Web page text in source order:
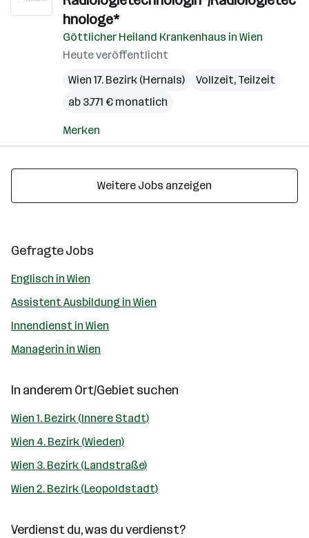
hnologe*
Göttlicher Heiland Krankenhaus in Wien
Heute veröffentlicht
Wien 17. Bezirk (Hernals)
Vollzeit, Teilzeit
ab 3.771 € monatlich
Merken
Weitere Jobs anzeigen
Gefragte Jobs
Englisch in Wien
Assistent Ausbildung in Wien
Innendienst in Wien
Managerin in Wien
In anderem Ort/Gebiet suchen
Wien 1. Bezirk (Innere Stadt)
Wien 4. Bezirk (Wieden)
Wien 3. Bezirk (Landstraße)
Wien 2. Bezirk (Leopoldstadt)
Verdienst du, was du verdienst?